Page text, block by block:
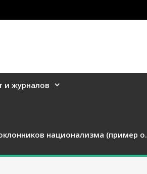
и журналов
национализма (пример о.